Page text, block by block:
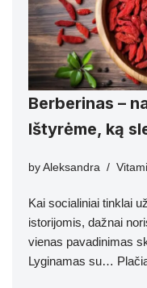
Berberinas –
Ištyrėme, ką
by Aleksandra
Kai socialiniai tinklai
istorijomis, dažnai
vienas pavadinimas
Lyginamas su…